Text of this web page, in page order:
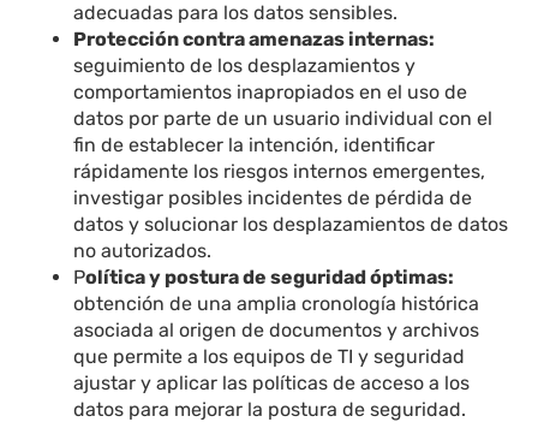
adecuadas para los datos sensibles.
Protección contra amenazas internas:
seguimiento de los desplazamientos y
comportamientos inapropiados en el uso de
datos por parte de un usuario individual con el
fin de establecer la intención, identificar
rápidamente los riesgos internos emergentes,
investigar posibles incidentes de pérdida de
datos y solucionar los desplazamientos de datos
no autorizados.
Política y postura de seguridad óptimas:
obtención de una amplia cronología histórica
asociada al origen de documentos y archivos
que permite a los equipos de TI y seguridad
ajustar y aplicar las políticas de acceso a los
datos para mejorar la postura de seguridad.